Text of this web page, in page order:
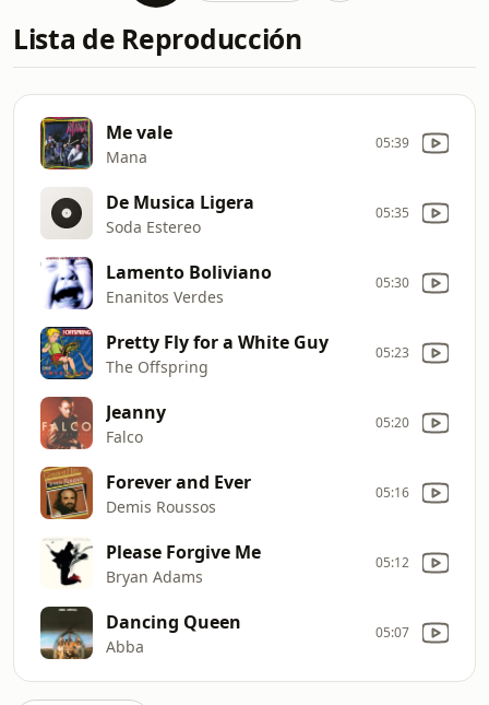
Lista de Reproducción
Me vale
Mana
05:39
De Musica Ligera
Soda Estereo
05:35
Lamento Boliviano
Enanitos Verdes
05:30
Pretty Fly for a White Guy
The Offspring
05:23
Jeanny
Falco
05:20
Forever and Ever
Demis Roussos
05:16
Please Forgive Me
Bryan Adams
05:12
Dancing Queen
Abba
05:07